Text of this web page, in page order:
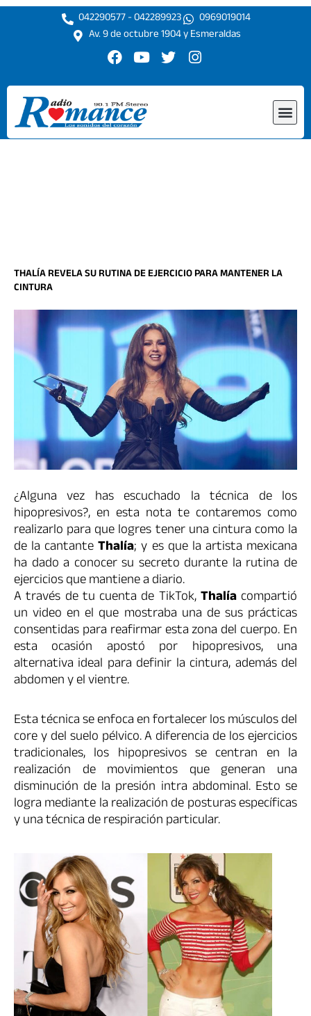
Ir
042290577 - 042289923
0969019014
Av. 9 de octubre 1904 y Esmeraldas
F
c
e
b
o
o
Y
u
t
u
b
e
T
i
r
I
s
r
THALÍA REVELA SU RUTINA DE EJERCICIO PARA MANTENER LA
CINTURA
¿Alguna vez has escuchado la técnica de los
hipopresivos?, en esta nota te contaremos como
realizarlo para que logres tener una cintura como la
de la cantanteThalía; y es que la artista mexicana
ha dado a conocer su secreto durante la rutina de
ejercicios que mantiene a diario.
A través de tu cuenta de TikTok,Thalíacompartió
un video en el que mostraba una de sus prácticas
consentidas para reafirmar esta zona del cuerpo. En
esta ocasión apostó por hipopresivos, una
alternativa ideal para definir la cintura, además del
abdomen y el vientre.
Esta técnica se enfoca en fortalecer los músculos del
core y del suelo pélvico. A diferencia de los ejercicios
tradicionales, los hipopresivos se centran en la
realización de movimientos que generan una
disminución de la presión intra abdominal. Esto se
logra mediante la realización de posturas específicas
y una técnica de respiración particular.